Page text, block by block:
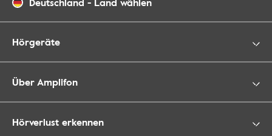
Hörgeräte
Über Amplifon
Hörverlust erkennen